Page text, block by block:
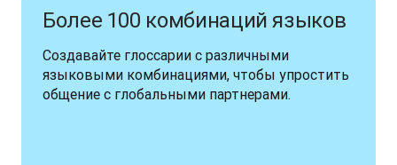
Более 100 комбинаций языков
Создавайте глоссарии с различными
языковыми комбинациями, чтобы упростить
общение с глобальными партнерами.